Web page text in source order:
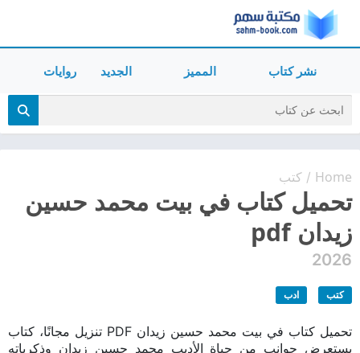
نشر كتاب المميز الجديد روايات
Home
/ كتب
تحميل كتاب في بيت محمد حسين
زيدان pdf
2026
كتب ادب
تحميل كتاب في بيت محمد حسين زيدان PDF تنزيل مجانًا، كتاب
يستعرض جوانب من حياة الأديب محمد حسين زيدان وذكرياته